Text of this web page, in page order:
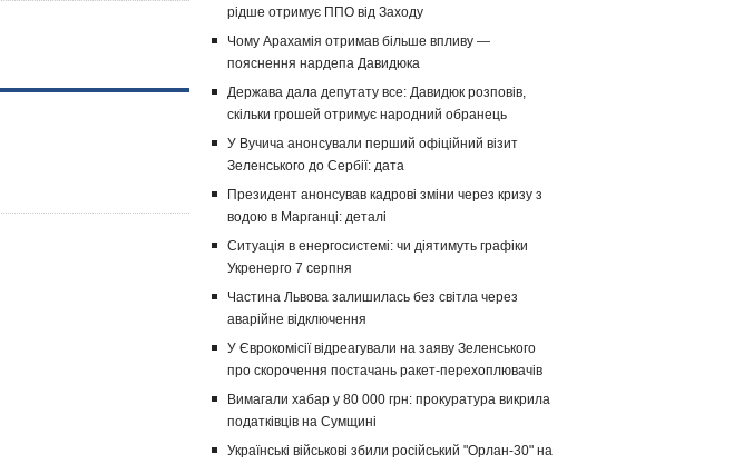
рідше отримує ППО від Заходу
Чому Арахамія отримав більше впливу —
пояснення нардепа Давидюка
Держава дала депутату все: Давидюк розповів,
скільки грошей отримує народний обранець
У Вучича анонсували перший офіційний візит
Зеленського до Сербії: дата
Президент анонсував кадрові зміни через кризу з
водою в Марганці: деталі
Ситуація в енергосистемі: чи діятимуть графіки
Укренерго 7 серпня
Частина Львова залишилась без світла через
аварійне відключення
У Єврокомісії відреагували на заяву Зеленського
про скорочення постачань ракет-перехоплювачів
Вимагали хабар у 80 000 грн: прокуратура викрила
податківців на Сумщині
Українські військові збили російський "Орлан-30" на